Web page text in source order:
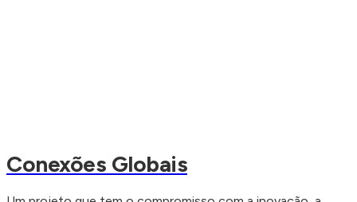
Conexões Globais